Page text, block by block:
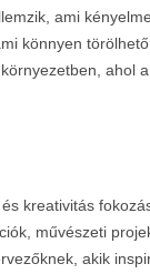
ami
könnyen
ahol
kreativitás
művészeti
akik